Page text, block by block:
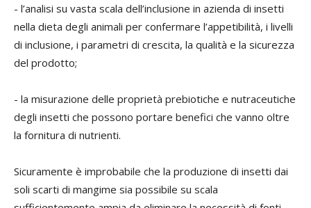
- l’analisi su vasta scala dell’inclusione in azienda di insetti
nella dieta degli animali per confermare l’appetibilità, i livelli
di inclusione, i parametri di crescita, la qualità e la sicurezza
del prodotto;
- la misurazione delle proprietà prebiotiche e nutraceutiche
degli insetti che possono portare benefici che vanno oltre
la fornitura di nutrienti.
Sicuramente è improbabile che la produzione di insetti dai
soli scarti di mangime sia possibile su scala